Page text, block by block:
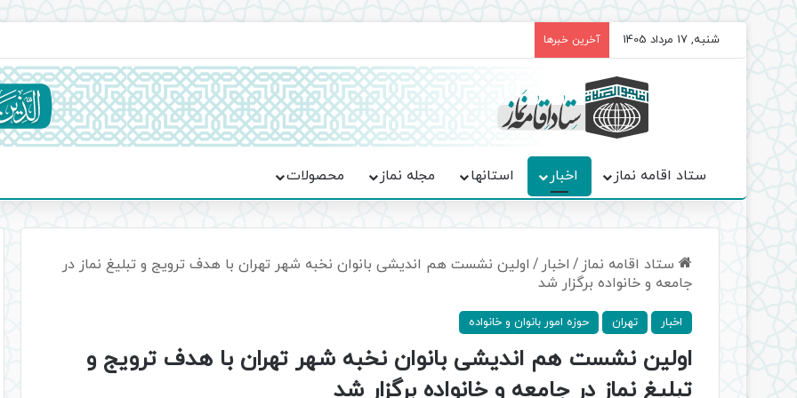
شنبه, 17 مرداد 1405 آخرین خبرها
ستاد اقامه نماز اخبار استانها مجله نماز محصولات
ستاد اقامه نماز / اخبار / اولین نشست هم اندیشی بانوان نخبه شهر تهران با هدف ترویج و تبلیغ نماز در
جامعه و خانواده برگزار شد
اخبار تهران حوزه امور بانوان و خانواده
اولین نشست هم اندیشی بانوان نخبه شهر تهران با هدف ترویج و
تبلیغ نماز در جامعه و خانواده برگزار شد